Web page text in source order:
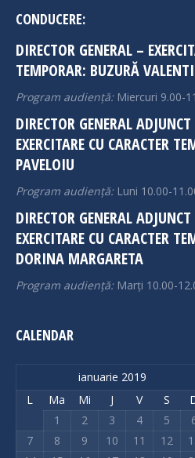
opens
new
window
opens
new
window
CONDUCERE:
DIRECTOR GENERAL –
TEMPORAR: BUZURĂ
Program audiență: Miercuri 9.00-
DIRECTOR GENERAL
EXERCITARE CU CARACTER
PAVELOIU
Program audiență: Luni 10.00-
DIRECTOR GENERAL
EXERCITARE CU CARACTER
DORINA MARGARETA
Program audiență: Marți 10.00-
CALENDAR
ianuarie 2019
L
Ma Mi J V S
1
2 3 4 5
7
8 9 10 11 12